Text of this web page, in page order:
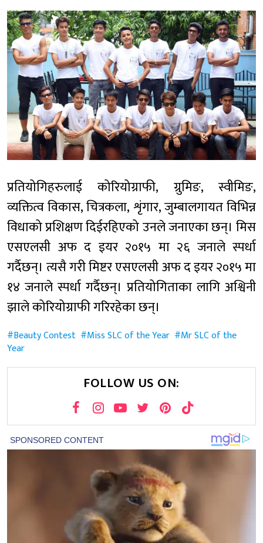
प्रतियोगिहरुलाई कोरियोग्राफी, ग्रुमिङ, स्वीमिङ,
व्यक्तित्व विकास, चित्रकला, शृंगार, जुम्बालगायत विभिन्न
विधाको प्रशिक्षण दिईरहिएको उनले जनाएका छन्। मिस
एसएलसी अफ द इयर २०१५ मा २६ जनाले स्पर्धा
गर्दैछन्। त्यसै गरी मिष्टर एसएलसी अफ द इयर २०१५ मा
१४ जनाले स्पर्धा गर्दैछन्। प्रतियोगिताका लागि अश्विनी
झाले कोरियोग्राफी गरिरहेका छन्।
Beauty Contest Miss SLC of the Year
Mr SLC of the
Year
FOLLOW US ON: